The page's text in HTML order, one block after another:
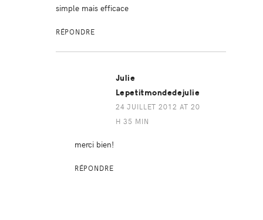
simple mais efficace
RÉPONDRE
Julie
Lepetitmondedejulie
24 JUILLET 2012 AT 20
H 35 MIN
merci bien!
RÉPONDRE